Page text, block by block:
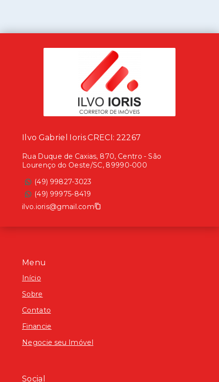
Menu
Início
Sobre
Contato
Financie
Negocie seu Imóvel
Social
Ilvo Gabriel Ioris CRECI: 22267
Rua Duque de Caxias, 870, Centro - São
Lourenço do Oeste/SC, 89990-000
(49) 99827-3023
(49) 99975-8419
ilvo.ioris@gmail.com